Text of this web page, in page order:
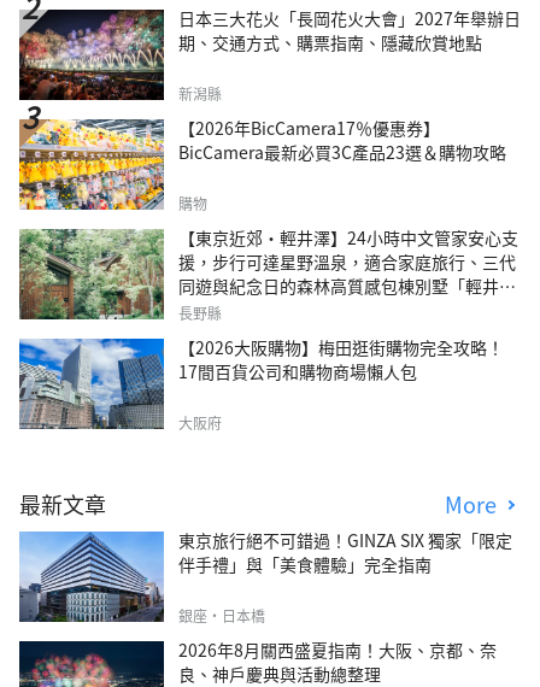
日本三大花火「長岡花火大會」2027年舉辦日
期、交通方式、購票指南、隱藏欣賞地點
新潟縣
【2026年BicCamera17％優惠券】
BicCamera最新必買3C產品23選＆購物攻略
購物
【東京近郊・輕井澤】24小時中文管家安心支
援，步行可達星野溫泉，適合家庭旅行、三代
同遊與紀念日的森林高質感包棟別墅「輕井澤
森四季VILLA」
長野縣
【2026大阪購物】梅田逛街購物完全攻略！
17間百貨公司和購物商場懶人包
大阪府
最新文章 More
東京旅行絕不可錯過！GINZA SIX 獨家「限定
伴手禮」與「美食體驗」完全指南
銀座・日本橋
2026年8月關西盛夏指南！大阪、京都、奈
良、神戶慶典與活動總整理